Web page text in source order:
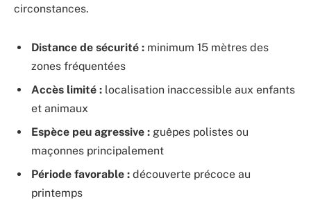
circonstances.
Distance de sécurité : minimum 15 mètres des
zones fréquentées
Accès limité : localisation inaccessible aux enfants
et animaux
Espèce peu agressive : guêpes polistes ou
maçonnes principalement
Période favorable : découverte précoce au
printemps